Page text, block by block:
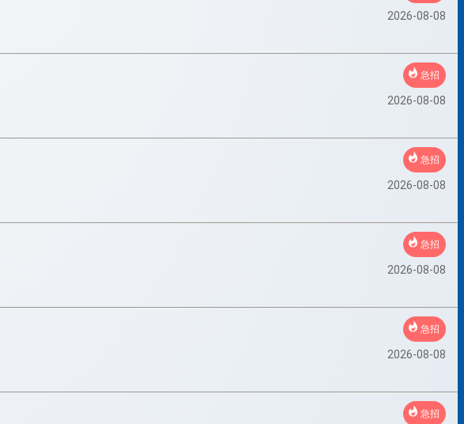
2026-08-08
急招
2026-08-08
急招
2026-08-08
急招
2026-08-08
急招
2026-08-08
急招